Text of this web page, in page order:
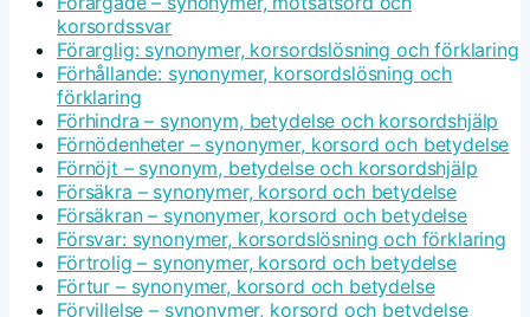
korsordssvar
Förarglig: synonymer, korsordslösning och förklaring
Förhållande: synonymer, korsordslösning och
förklaring
Förhindra – synonym, betydelse och korsordshjälp
Förnödenheter – synonymer, korsord och betydelse
Förnöjt – synonym, betydelse och korsordshjälp
Försäkra – synonymer, korsord och betydelse
Försäkran – synonymer, korsord och betydelse
Försvar: synonymer, korsordslösning och förklaring
Förtrolig – synonymer, korsord och betydelse
Förtur – synonymer, korsord och betydelse
Förvillelse – synonymer, korsord och betydelse